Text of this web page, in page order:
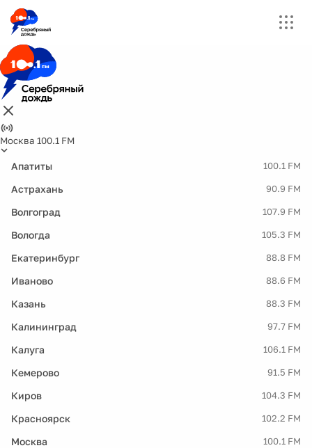
Москва 100.1 FM
Апатиты 100.1 FM
Астрахань 90.9 FM
Волгоград 107.9 FM
Вологда 105.3 FM
Екатеринбург 88.8 FM
Иваново 88.6 FM
Казань 88.3 FM
Калининград 97.7 FM
Калуга 106.1 FM
Кемерово 91.5 FM
Киров 104.3 FM
Красноярск 102.2 FM
Москва 100.1 FM